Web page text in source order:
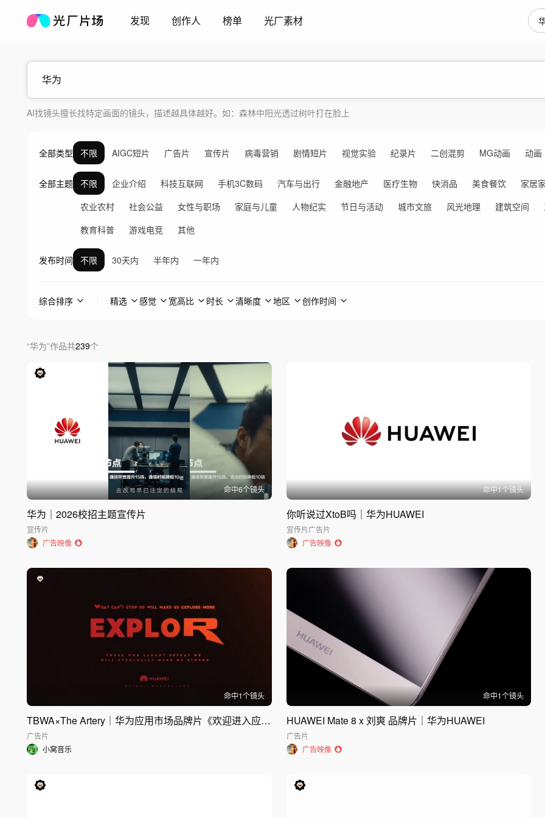
发现 创作人 榜单 光厂素材
AI找镜头擅长找特定画面的镜头，描述越具体越好。如：森林中阳光透过树叶打在脸上
全部类型 不限 AIGC短片 广告片 宣传片 病毒营销 剧情短片 视觉实验 纪录片 二创混剪 MG动画 动画
全部主题 不限 企业介绍 科技互联网 手机3C数码 汽车与出行 金融地产 医疗生物 快消品 美食餐饮
家居
农业农村
社会公益 女性与职场 家庭与儿童 人物纪实 节日与活动 城市文旅 风光地理 建筑空间
教育科普
游戏电竞 其他
发布时间 不限 30天内 半年内 一年内
综合排序 精选 感觉 宽高比 时长 清晰度 地区 创作时间
“华为”作品共239个
命中6个镜头
华为｜2026校招主题宣传片
宣传片
广告映像
命中1个镜头
你听说过XtoB吗｜华为HUAWEI
宣传片广告片
广告映像
命中1个镜头
TBWA×The Artery｜华为应用市场品牌片《欢迎进入应用新世界》
广告片
小窝音乐
命中1个镜头
HUAWEI Mate 8 x 刘爽 品牌片｜华为HUAWEI
广告片
广告映像